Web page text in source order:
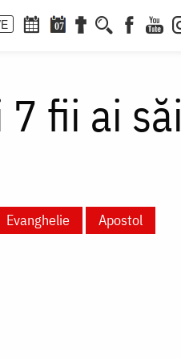
07
7 fii ai săi
Evanghelie Apostol